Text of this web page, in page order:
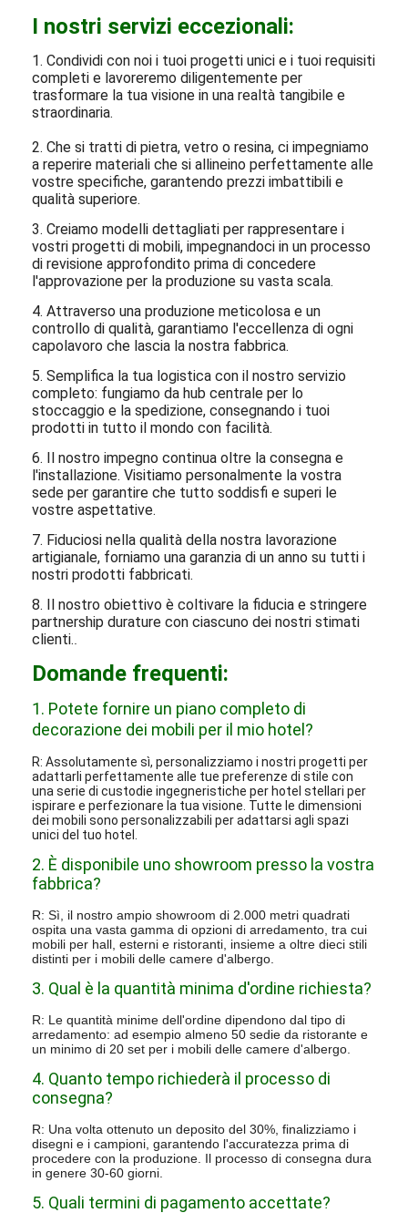
I nostri servizi eccezionali:
1. Condividi con noi i tuoi progetti unici e i tuoi requisiti
completi e lavoreremo diligentemente per
trasformare la tua visione in una realtà tangibile e
straordinaria.
2. Che si tratti di pietra, vetro o resina, ci impegniamo
a reperire materiali che si allineino perfettamente alle
vostre specifiche, garantendo prezzi imbattibili e
qualità superiore.
3. Creiamo modelli dettagliati per rappresentare i
vostri progetti di mobili, impegnandoci in un processo
di revisione approfondito prima di concedere
l'approvazione per la produzione su vasta scala.
4. Attraverso una produzione meticolosa e un
controllo di qualità, garantiamo l'eccellenza di ogni
capolavoro che lascia la nostra fabbrica.
5. Semplifica la tua logistica con il nostro servizio
completo: fungiamo da hub centrale per lo
stoccaggio e la spedizione, consegnando i tuoi
prodotti in tutto il mondo con facilità.
6. Il nostro impegno continua oltre la consegna e
l'installazione. Visitiamo personalmente la vostra
sede per garantire che tutto soddisfi e superi le
vostre aspettative.
7. Fiduciosi nella qualità della nostra lavorazione
artigianale, forniamo una garanzia di un anno su tutti i
nostri prodotti fabbricati.
8. Il nostro obiettivo è coltivare la fiducia e stringere
partnership durature con ciascuno dei nostri stimati
clienti.
Domande frequenti:
1. Potete fornire un piano completo di
decorazione dei mobili per il mio hotel?
R: Assolutamente sì, personalizziamo i nostri progetti per
adattarli perfettamente alle tue preferenze di stile con
una serie di custodie ingegneristiche per hotel stellari per
ispirare e perfezionare la tua visione. Tutte le dimensioni
dei mobili sono personalizzabili per adattarsi agli spazi
unici del tuo hotel.
2. È disponibile uno showroom presso la vostra
fabbrica?
R: Sì, il nostro ampio showroom di 2.000 metri quadrati
ospita una vasta gamma di opzioni di arredamento, tra cui
mobili per hall, esterni e ristoranti, insieme a oltre dieci stili
distinti per i mobili delle camere d'albergo.
3. Qual è la quantità minima d'ordine richiesta?
R: Le quantità minime dell'ordine dipendono dal tipo di
arredamento: ad esempio almeno 50 sedie da ristorante e
un minimo di 20 set per i mobili delle camere d'albergo.
4. Quanto tempo richiederà il processo di
consegna?
R: Una volta ottenuto un deposito del 30%, finalizziamo i
disegni e i campioni, garantendo l'accuratezza prima di
procedere con la produzione. Il processo di consegna dura
in genere 30-60 giorni.
5. Quali termini di pagamento accettate?